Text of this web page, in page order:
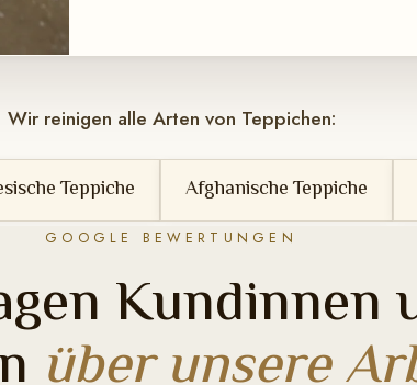
Wir reinigen alle Arten von Teppichen:
Afghanische Teppiche Berberteppiche
GOOGLE BEWERTUNGEN
Kundinnen